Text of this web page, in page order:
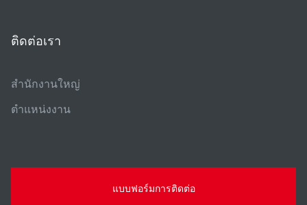
ติดต่อเรา
สํานักงานใหญ่
ตําแหน่งงาน
แบบฟอร์มการติดต่อ